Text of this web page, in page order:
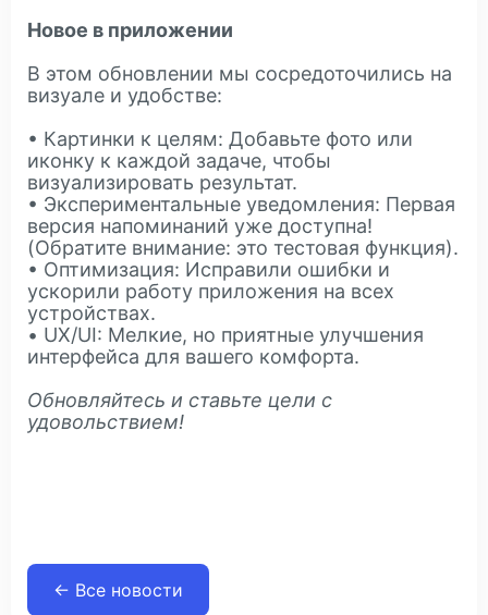
Новое в приложении
В этом обновлении мы сосредоточились на
визуале и удобстве:
• Картинки к целям: Добавьте фото или
иконку к каждой задаче, чтобы
визуализировать результат.
• Экспериментальные уведомления: Первая
версия напоминаний уже доступна!
(Обратите внимание: это тестовая функция).
• Оптимизация: Исправили ошибки и
ускорили работу приложения на всех
устройствах.
• UX/UI: Мелкие, но приятные улучшения
интерфейса для вашего комфорта.
Обновляйтесь и ставьте цели с
удовольствием!
← Все новости